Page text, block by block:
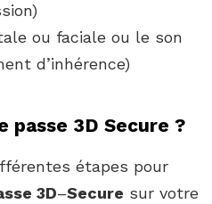
ou faciale ou le son
d’inhérence)
passe 3D Secure ?
étapes pour
3D–Secure sur votre